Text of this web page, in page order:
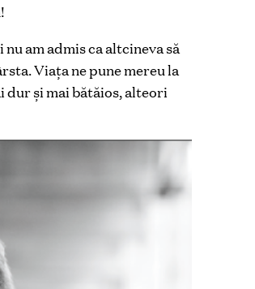
am admis ca altcineva să
Viața ne pune mereu la
dur şi mai bătăios, alteori